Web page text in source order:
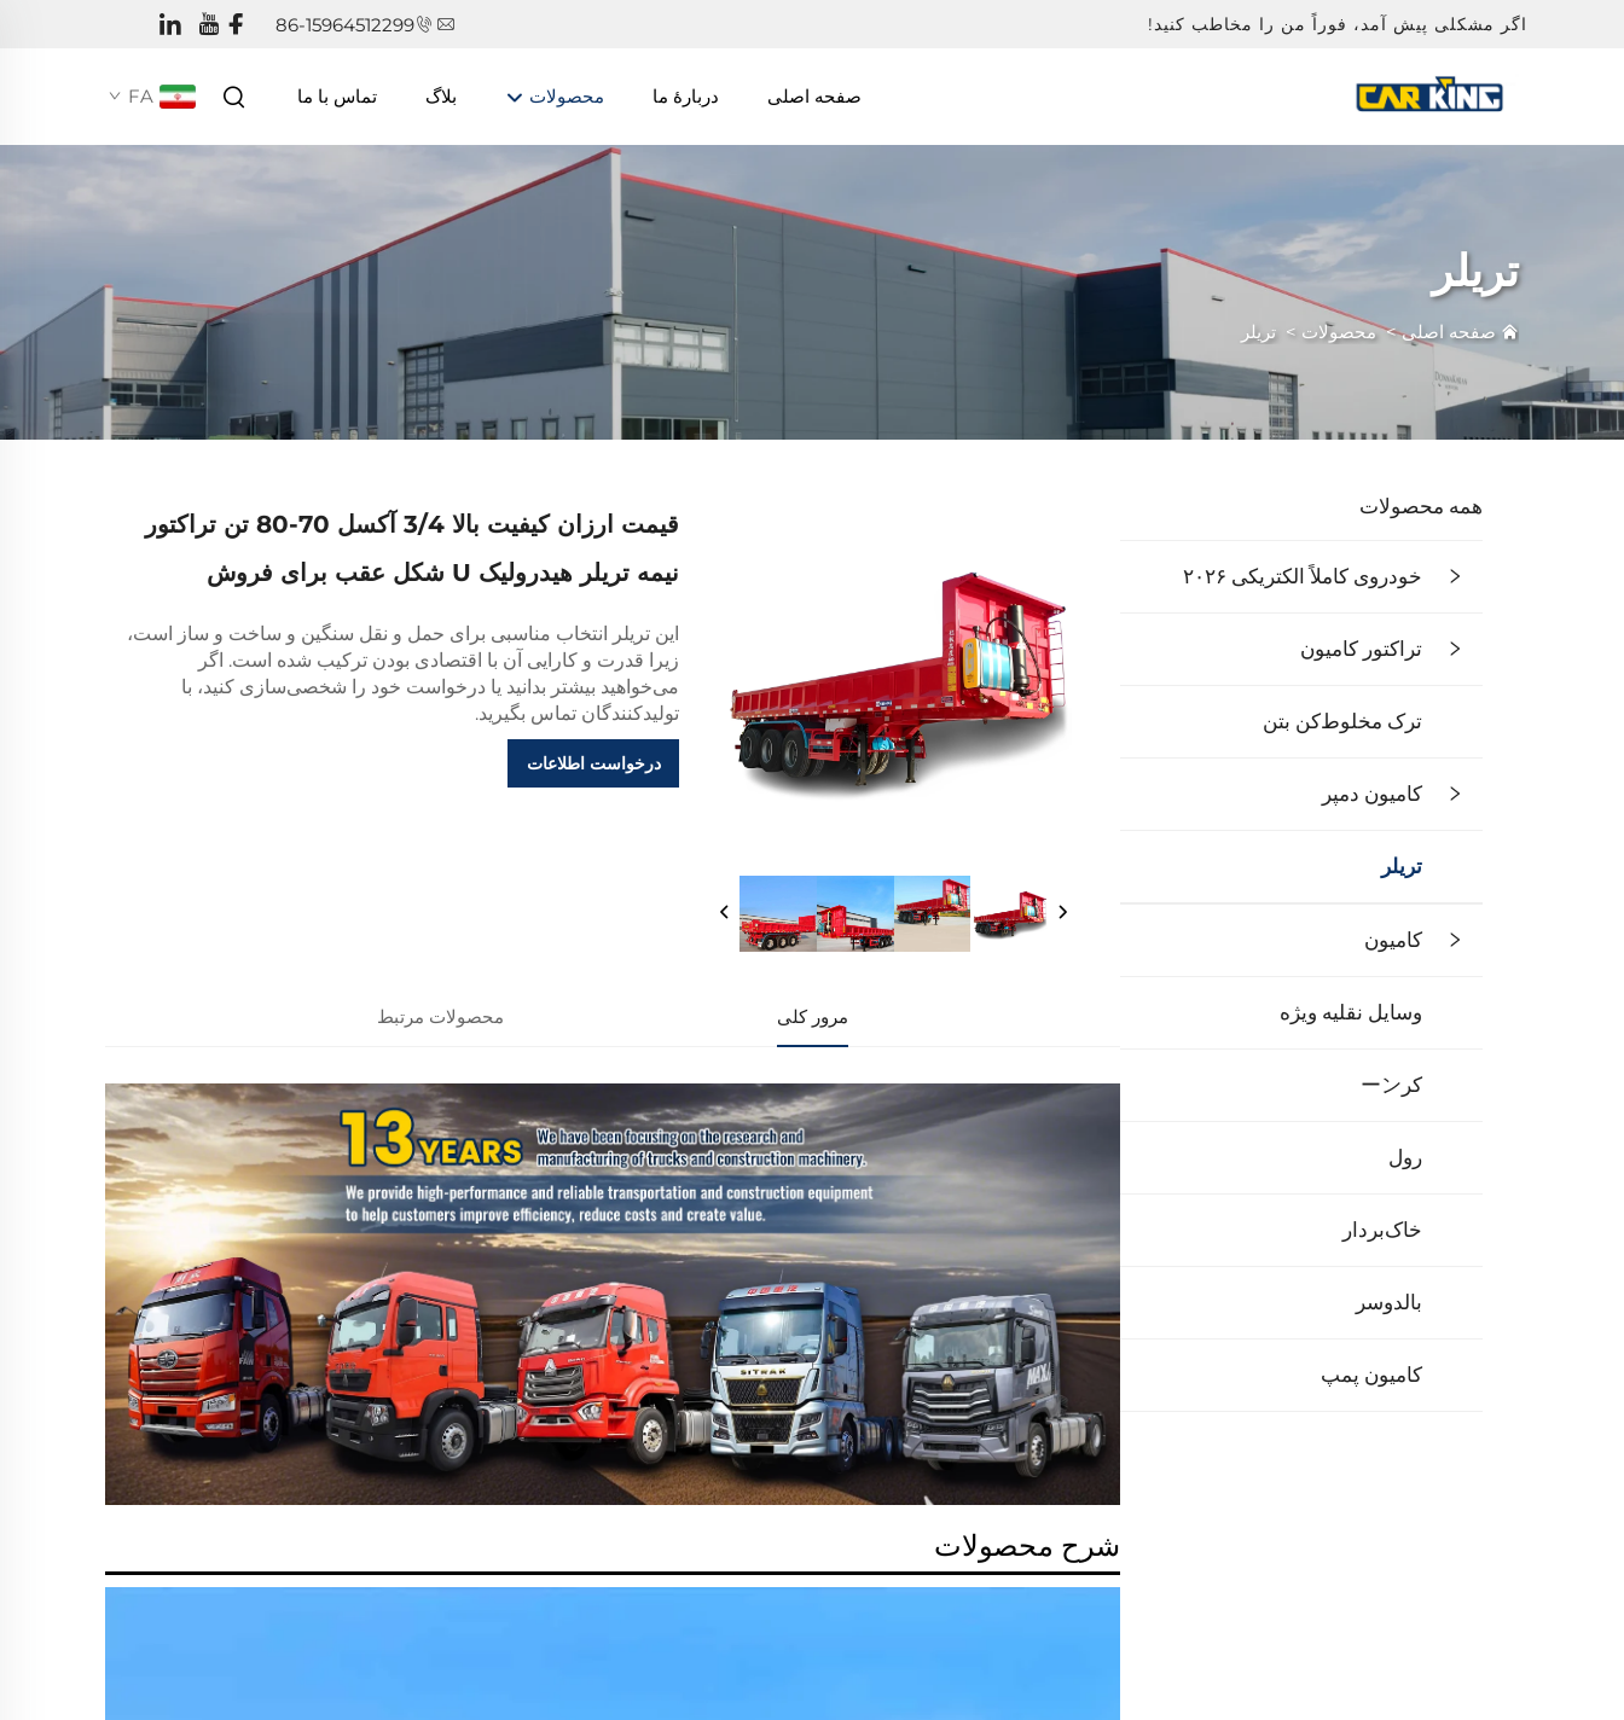
اگر مشکلی پیش آمد، فوراً من را مخاطب کنید! 86-15964512299
صفحه اصلی دربارهٔ ما محصولات بلاگ تماس با ما FA
تریلر
صفحه اصلی>محصولات > تریلر
همه محصولات
خودروی کاملاً الکتریکی ۲۰۲۶
تراکتور کامیون
ترک مخلوط‌کن بتن
کامیون دمپر
تریلر
کامیون
وسایل نقلیه ویژه
کرーン
رول
خاک‌بردار
بالدوسر
کامیون پمپ
قیمت ارزان کیفیت بالا 3/4 آکسل 70-80 تن تراکتور
نیمه تریلر هیدرولیک U شکل عقب برای فروش
این تریلر انتخاب مناسبی برای حمل و نقل سنگین و ساخت و ساز است،
زیرا قدرت و کارایی آن با اقتصادی بودن ترکیب شده است. اگر
می‌خواهید بیشتر بدانید یا درخواست خود را شخصی‌سازی کنید، با
تولیدکنندگان تماس بگیرید.
درخواست اطلاعات
مرور کلی محصولات مرتبط
شرح محصولات